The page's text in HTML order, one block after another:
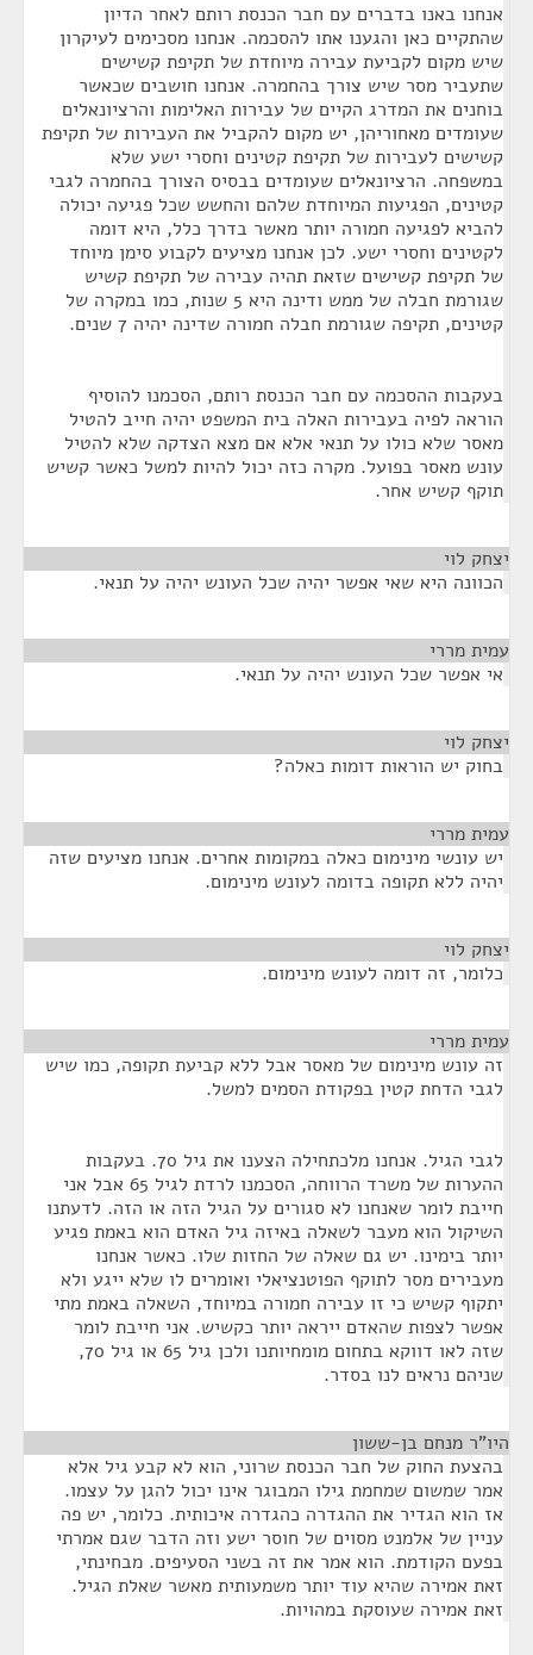
אנחנו באנו בדברים עם חבר הכנסת רותם לאחר הדיון
שהתקיים כאן והגענו אתו להסכמה. אנחנו מסכימים לעיקרון
שיש מקום לקביעת עבירה מיוחדת של תקיפת קשישים
שתעביר מסר שיש צורך בהחמרה. אנחנו חושבים שכאשר
בוחנים את המדרג הקיים של עבירות האלימות והרציונאלים
שעומדים מאחוריהן, יש מקום להקביל את העבירות של תקיפת
קשישים לעבירות של תקיפת קטינים וחסרי ישע שלא
במשפחה. הרציונאלים שעומדים בבסיס הצורך בהחמרה לגבי
קטינים, הפגיעות המיוחדת שלהם והחשש שכל פגיעה יכולה
להביא לפגיעה חמורה יותר מאשר בדרך כלל, היא דומה
לקטינים וחסרי ישע. לכן אנחנו מציעים לקבוע סימן מיוחד
של תקיפת קשישים שזאת תהיה עבירה של תקיפת קשיש
שגורמת חבלה של ממש ודינה היא 5 שנות, כמו במקרה של
קטינים, תקיפה שגורמת חבלה חמורה שדינה יהיה 7 שנים.
בעקבות ההסכמה עם חבר הכנסת רותם, הסכמנו להוסיף
הוראה לפיה בעבירות האלה בית המשפט יהיה חייב להטיל
מאסר שלא כולו על תנאי אלא אם מצא הצדקה שלא להטיל
עונש מאסר בפועל. מקרה כזה יכול להיות למשל כאשר קשיש
תוקף קשיש אחר.
יצחק לוי
הכוונה היא שאי אפשר יהיה שכל העונש יהיה על תנאי.
עמית מררי
אי אפשר שכל העונש יהיה על תנאי.
יצחק לוי
בחוק יש הוראות דומות כאלה?
עמית מררי
יש עונשי מינימום כאלה במקומות אחרים. אנחנו מציעים שזה
יהיה ללא תקופה בדומה לעונש מינימום.
יצחק לוי
כלומר, זה דומה לעונש מינימום.
עמית מררי
זה עונש מינימום של מאסר אבל ללא קביעת תקופה, כמו שיש
לגבי הדחת קטין בפקודת הסמים למשל.
לגבי הגיל. אנחנו מלכתחילה הצענו את גיל 70. בעקבות
ההערות של משרד הרווחה, הסכמנו לרדת לגיל 65 אבל אני
חייבת לומר שאנחנו לא סגורים על הגיל הזה או הזה. לדעתנו
השיקול הוא מעבר לשאלה באיזה גיל האדם הוא באמת פגיע
יותר בימינו. יש גם שאלה של החזות שלו. כאשר אנחנו
מעבירים מסר לתוקף הפוטנציאלי ואומרים לו שלא ייגע ולא
יתקוף קשיש כי זו עבירה חמורה במיוחד, השאלה באמת מתי
אפשר לצפות שהאדם ייראה יותר כקשיש. אני חייבת לומר
שזה לאו דווקא בתחום מומחיותנו ולכן גיל 65 או גיל 70,
שניהם נראים לנו בסדר.
היו"ר מנחם בן-ששון
בהצעת החוק של חבר הכנסת שרוני, הוא לא קבע גיל אלא
אמר שמשום שמחמת גילו המבוגר אינו יכול להגן על עצמו.
אז הוא הגדיר את ההגדרה כהגדרה איכותית. כלומר, יש פה
עניין של אלמנט מסוים של חוסר ישע וזה הדבר שגם אמרתי
בפעם הקודמת. הוא אמר את זה בשני הסעיפים. מבחינתי,
זאת אמירה שהיא עוד יותר משמעותית מאשר שאלת הגיל.
זאת אמירה שעוסקת במהויות.